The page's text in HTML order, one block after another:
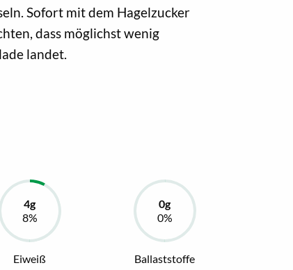
Sofort mit dem Hagelzucker
dass möglichst wenig
landet.
Eiweiß Ballaststoffe